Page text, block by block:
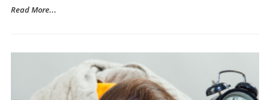
Read More...